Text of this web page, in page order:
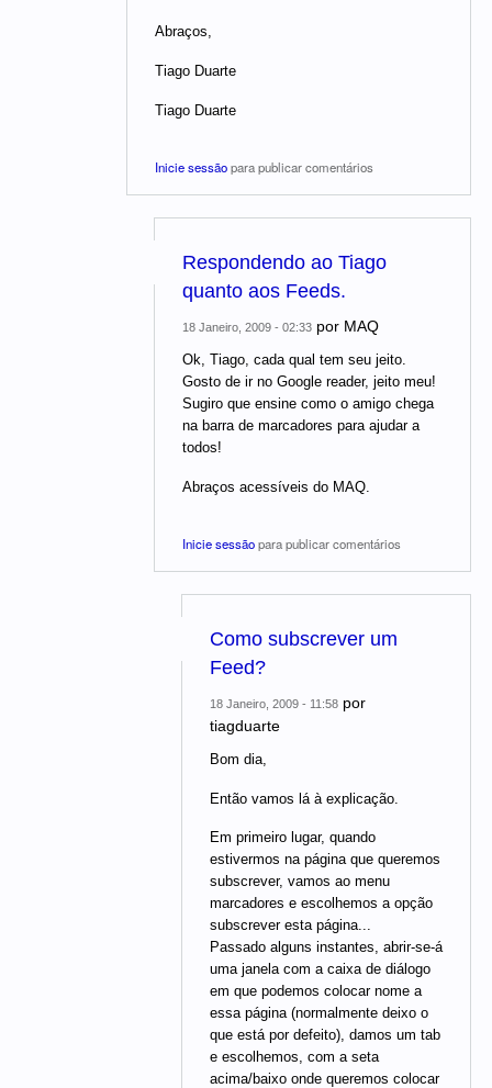
Abraços,
Tiago Duarte
Tiago Duarte
Inicie sessãopara publicar comentários
Respondendo ao Tiago
quanto aos Feeds.
18 Janeiro, 2009 - 02:33 por MAQ
Ok, Tiago, cada qual tem seu jeito.
Gosto de ir no Google reader, jeito meu!
Sugiro que ensine como o amigo chega
na barra de marcadores para ajudar a
todos!
Abraços acessíveis do MAQ.
Inicie sessãopara publicar comentários
Como subscrever um
Feed?
18 Janeiro, 2009 - 11:58 por
tiagduarte
Bom dia,
Então vamos lá à explicação.
Em primeiro lugar, quando
estivermos na página que queremos
subscrever, vamos ao menu
marcadores e escolhemos a opção
subscrever esta página...
Passado alguns instantes, abrir-se-á
uma janela com a caixa de diálogo
em que podemos colocar nome a
essa página (normalmente deixo o
que está por defeito), damos um tab
e escolhemos, com a seta
acima/baixo onde queremos colocar